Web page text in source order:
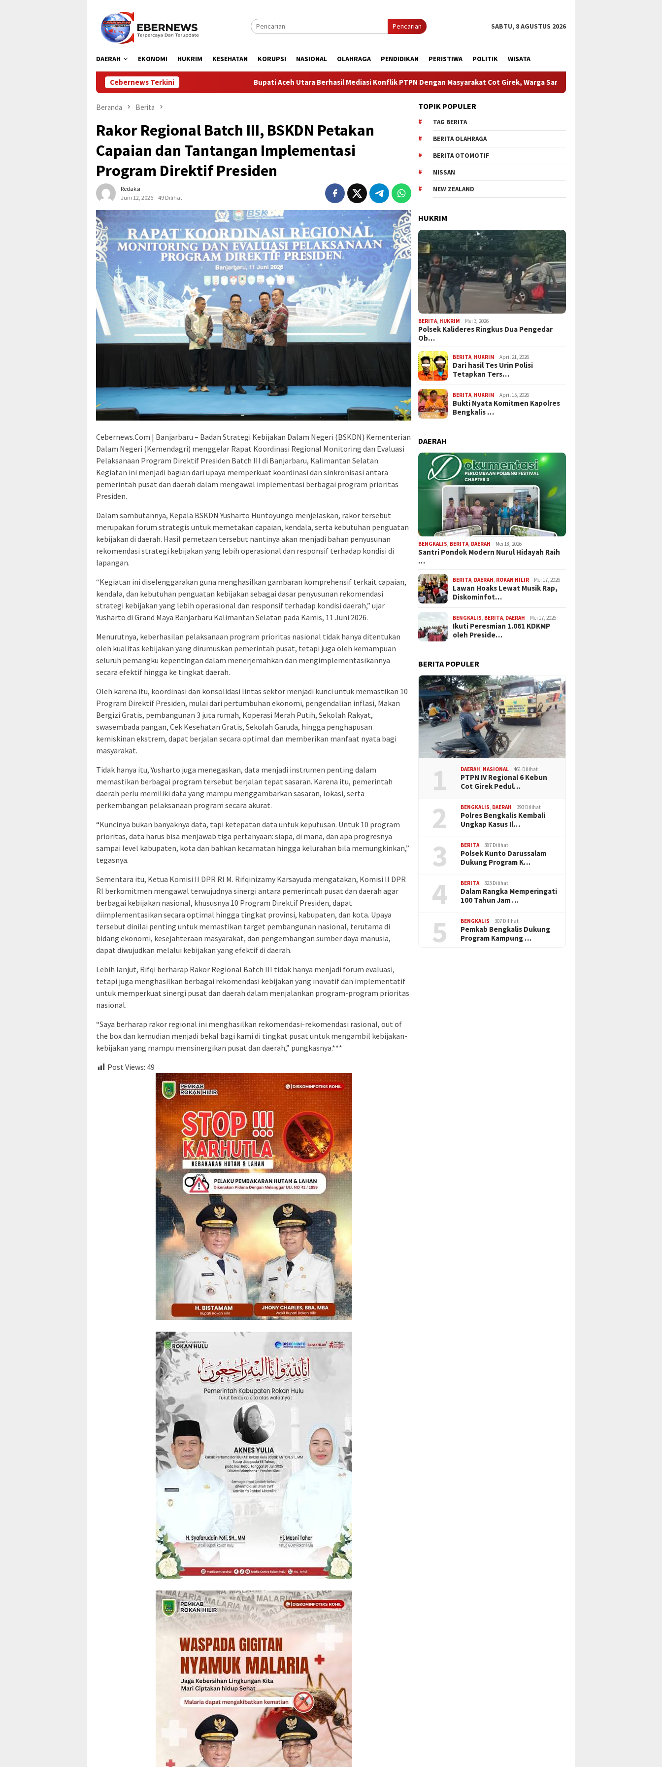
konten
Pencarian SABTU, 8 AGUSTUS 2026
DAERAH EKONOMI HUKRIM KESEHATAN KORUPSI NASIONAL OLAHRAGA PENDIDIKAN PERISTIWA POLITIK WISATA
Cebernews TerkiniBupati Aceh Utara Berhasil Mediasi Konflik PTPN Dengan Masyarakat Cot Girek, Warga Sampaikan Apresiasi
Beranda Berita
Rakor Regional Batch III, BSKDN Petakan
Capaian dan Tantangan Implementasi
Program Direktif Presiden
Redaksi
Juni 12, 2026
49 Dilihat
Cebernews.Com | Banjarbaru – Badan Strategi Kebijakan Dalam Negeri (BSKDN) Kementerian
Dalam Negeri (Kemendagri) menggelar Rapat Koordinasi Regional Monitoring dan Evaluasi
Pelaksanaan Program Direktif Presiden Batch III di Banjarbaru, Kalimantan Selatan.
Kegiatan ini menjadi bagian dari upaya memperkuat koordinasi dan sinkronisasi antara
pemerintah pusat dan daerah dalam mengawal implementasi berbagai program prioritas
Presiden.
Dalam sambutannya, Kepala BSKDN Yusharto Huntoyungo menjelaskan, rakor tersebut
merupakan forum strategis untuk memetakan capaian, kendala, serta kebutuhan penguatan
kebijakan di daerah. Hasil pemetaan tersebut nantinya akan menjadi bahan penyusunan
rekomendasi strategi kebijakan yang lebih operasional dan responsif terhadap kondisi di
lapangan.
“Kegiatan ini diselenggarakan guna menghasilkan gambaran komprehensif terkait capaian,
kendala, dan kebutuhan penguatan kebijakan sebagai dasar penyusunan rekomendasi
strategi kebijakan yang lebih operasional dan responsif terhadap kondisi daerah,” ujar
Yusharto di Grand Maya Banjarbaru Kalimantan Selatan pada Kamis, 11 Juni 2026.
Menurutnya, keberhasilan pelaksanaan program prioritas nasional tidak hanya ditentukan
oleh kualitas kebijakan yang dirumuskan pemerintah pusat, tetapi juga oleh kemampuan
seluruh pemangku kepentingan dalam menerjemahkan dan mengimplementasikannya
secara efektif hingga ke tingkat daerah.
Oleh karena itu, koordinasi dan konsolidasi lintas sektor menjadi kunci untuk memastikan 10
Program Direktif Presiden, mulai dari pertumbuhan ekonomi, pengendalian inflasi, Makan
Bergizi Gratis, pembangunan 3 juta rumah, Koperasi Merah Putih, Sekolah Rakyat,
swasembada pangan, Cek Kesehatan Gratis, Sekolah Garuda, hingga penghapusan
kemiskinan ekstrem, dapat berjalan secara optimal dan memberikan manfaat nyata bagi
masyarakat.
Tidak hanya itu, Yusharto juga menegaskan, data menjadi instrumen penting dalam
memastikan berbagai program tersebut berjalan tepat sasaran. Karena itu, pemerintah
daerah perlu memiliki data yang mampu menggambarkan sasaran, lokasi, serta
perkembangan pelaksanaan program secara akurat.
“Kuncinya bukan banyaknya data, tapi ketepatan data untuk keputusan. Untuk 10 program
prioritas, data harus bisa menjawab tiga pertanyaan: siapa, di mana, dan apa progresnya
sampai level kabupaten, kota dan bahkan kecamatan hingga kelurahan bila memungkinkan,”
tegasnya.
Sementara itu, Ketua Komisi II DPR RI M. Rifqinizamy Karsayuda mengatakan, Komisi II DPR
RI berkomitmen mengawal terwujudnya sinergi antara pemerintah pusat dan daerah agar
berbagai kebijakan nasional, khususnya 10 Program Direktif Presiden, dapat
diimplementasikan secara optimal hingga tingkat provinsi, kabupaten, dan kota. Upaya
tersebut dinilai penting untuk memastikan target pembangunan nasional, terutama di
bidang ekonomi, kesejahteraan masyarakat, dan pengembangan sumber daya manusia,
dapat diwujudkan melalui kebijakan yang efektif di daerah.
Lebih lanjut, Rifqi berharap Rakor Regional Batch III tidak hanya menjadi forum evaluasi,
tetapi juga menghasilkan berbagai rekomendasi kebijakan yang inovatif dan implementatif
untuk memperkuat sinergi pusat dan daerah dalam menjalankan program-program prioritas
nasional.
“Saya berharap rakor regional ini menghasilkan rekomendasi-rekomendasi rasional, out of
the box dan kemudian menjadi bekal bagi kami di tingkat pusat untuk mengambil kebijakan-
kebijakan yang mampu mensinergikan pusat dan daerah,” pungkasnya.***
Post Views: 49
TOPIK POPULER
TAG BERITA
BERITA OLAHRAGA
BERITA OTOMOTIF
NISSAN
NEW ZEALAND
HUKRIM
BERITA HUKRIM Mei 3, 2026
Polsek Kalideres Ringkus Dua Pengedar
Ob…
BERITA HUKRIM April 21, 2026
Dari hasil Tes Urin Polisi
Tetapkan Ters…
BERITA HUKRIM April 15, 2026
Bukti Nyata Komitmen Kapolres
Bengkalis …
DAERAH
BENGKALIS BERITA DAERAH Mei 18, 2026
Santri Pondok Modern Nurul Hidayah Raih
…
BERITA DAERAH ROKAN HILIR Mei 17, 2026
Lawan Hoaks Lewat Musik Rap,
Diskominfot…
BENGKALIS BERITA DAERAH Mei 17, 2026
Ikuti Peresmian 1.061 KDKMP
oleh Preside…
BERITA POPULER
1 DAERAH, NASIONAL 461 Dilihat
PTPN IV Regional 6 Kebun
Cot Girek Pedul…
2 BENGKALIS, DAERAH 393 Dilihat
Polres Bengkalis Kembali
Ungkap Kasus Il…
3 BERITA 387 Dilihat
Polsek Kunto Darussalam
Dukung Program K…
4 BERITA 323 Dilihat
Dalam Rangka Memperingati
100 Tahun Jam …
5 BENGKALIS 307 Dilihat
Pemkab Bengkalis Dukung
Program Kampung …